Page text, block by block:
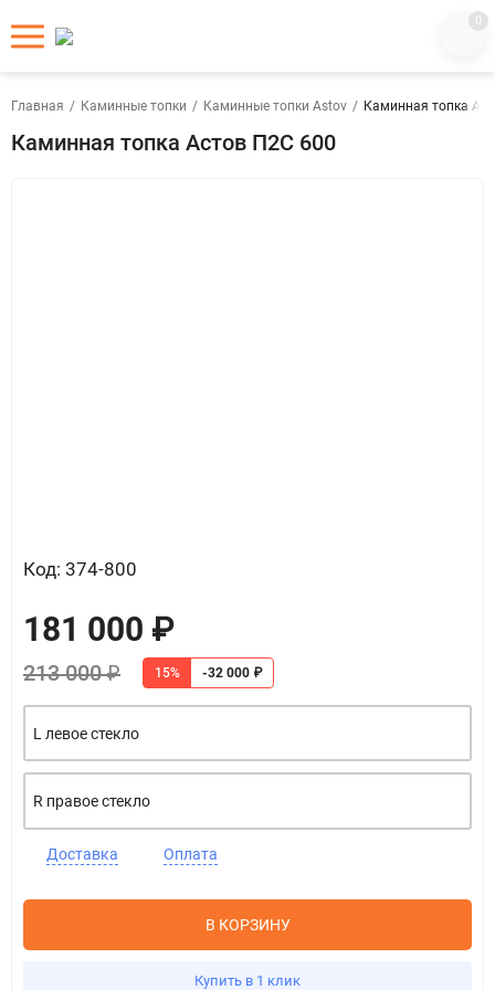
0
Главная / Каминные топки / Каминные топки Astov / Каминная топка
Каминная топка Астов П2С 600
Код: 374-800
181 000 ₽
213 000 ₽ 15% -32 000 ₽
L левое стекло
R правое стекло
Доставка Оплата
В КОРЗИНУ
Купить в 1 клик